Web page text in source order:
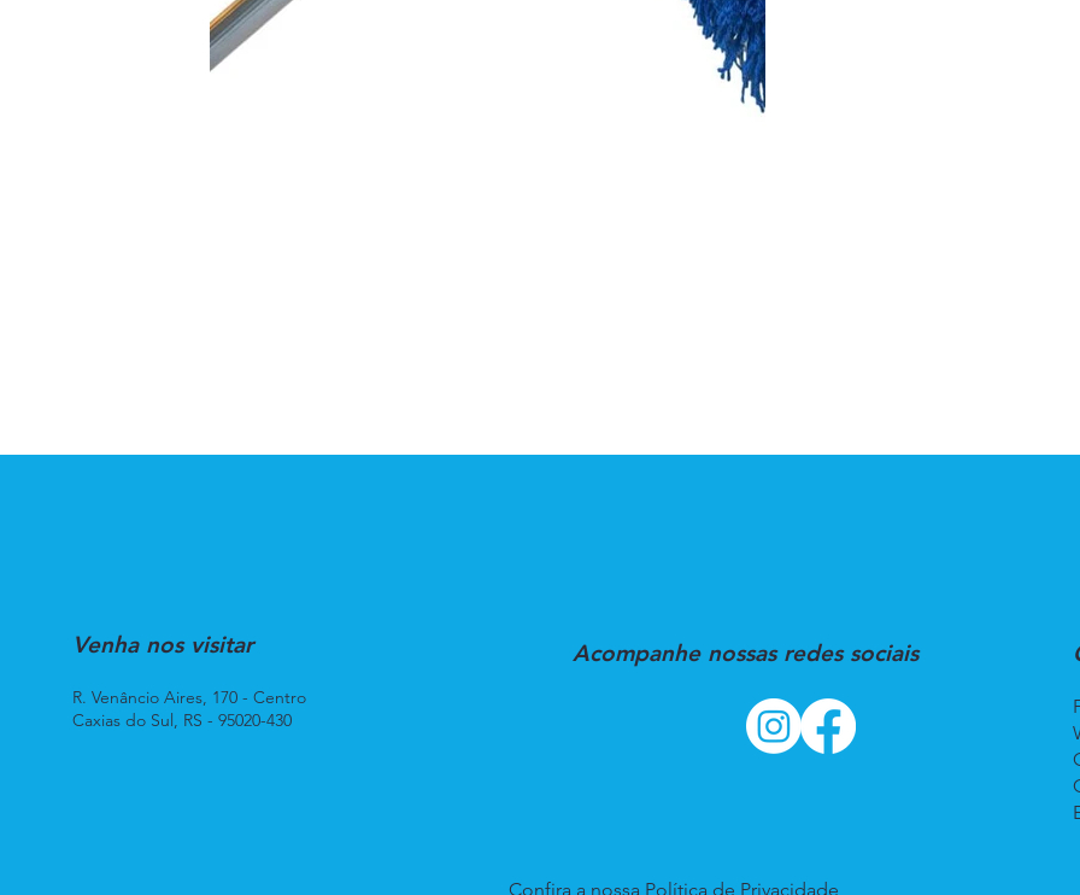
Venha nos visitar
R. Venâncio Aires, 170 - Centro
Caxias do Sul, RS - 95020-430
Acompanhe nossas redes sociais
Confira a nossa Política de Privacidade